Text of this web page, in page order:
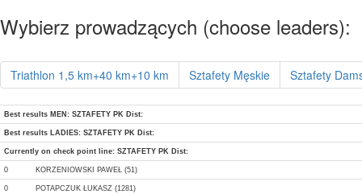
Wybierz prowadzących (choose leaders):
Triathlon 1,5 km+40 km+10 km Sztafety Męskie Sztafety
Best results MEN: SZTAFETY PK Dist:
Best results LADIES: SZTAFETY PK Dist:
Currently on check point line: SZTAFETY PK Dist:
0 KORZENIOWSKI PAWEŁ (51)
0 POTAPCZUK ŁUKASZ (1281)